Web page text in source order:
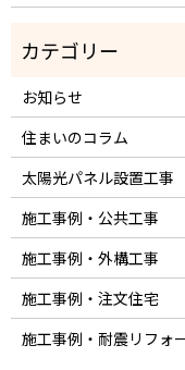
お知らせ
住まいのコラム
太陽光パネル設置工事
施工事例・公共工事
施工事例・外構工事
施工事例・注文住宅
施工事例・耐震リフォ